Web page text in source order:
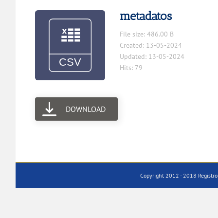
metadatos
File size: 486.00 B
Created: 13-05-2024
Updated: 13-05-2024
Hits: 79
DOWNLOAD
Copyright 2012 - 2018